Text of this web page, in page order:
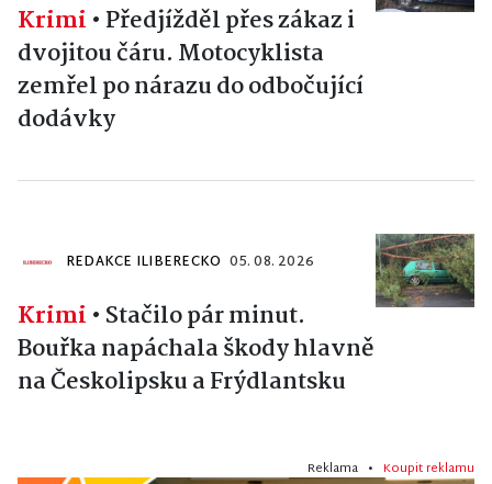
Krimi • Předjížděl přes zákaz i
dvojitou čáru. Motocyklista
zemřel po nárazu do odbočující
dodávky
REDAKCE ILIBERECKO 05. 08. 2026
Krimi • Stačilo pár minut.
Bouřka napáchala škody hlavně
na Českolipsku a Frýdlantsku
Reklama • Koupit reklamu